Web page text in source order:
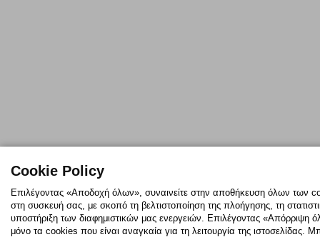
Cookie Policy
Επιλέγοντας «Αποδοχή όλων», συναινείτε στην αποθήκευση όλων των
στη συσκευή σας, με σκοπό τη βελτιστοποίηση της πλοήγησης, τη
υποστήριξη των διαφημιστικών μας ενεργειών. Επιλέγοντας «Απόρριψη
μόνο τα cookies που είναι αναγκαία για τη λειτουργία της ιστοσελίδας.